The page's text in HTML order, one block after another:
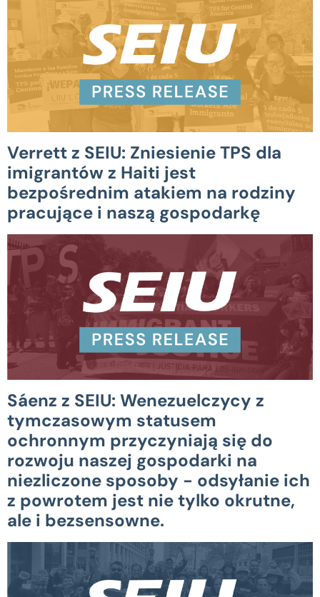
Verrett z SEIU: Zniesienie TPS dla
imigrantów z Haiti jest
bezpośrednim atakiem na rodziny
pracujące i naszą gospodarkę
Sáenz z SEIU: Wenezuelczycy z
tymczasowym statusem
ochronnym przyczyniają się do
rozwoju naszej gospodarki na
niezliczone sposoby - odsyłanie ich
z powrotem jest nie tylko okrutne,
ale i bezsensowne.